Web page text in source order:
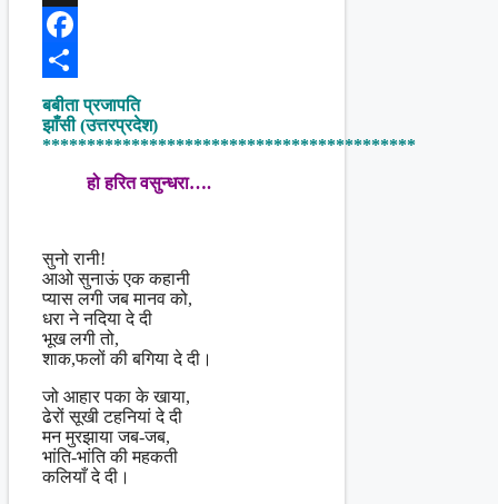
X
Facebook
Share
बबीता प्रजापति
झाँसी (उत्तरप्रदेश)
******************************************
हो हरित वसुन्धरा….
सुनो रानी!
आओ सुनाऊं एक कहानी
प्यास लगी जब मानव को,
धरा ने नदिया दे दी
भूख लगी तो,
शाक,फलों की बगिया दे दी।
जो आहार पका के खाया,
ढेरों सूखी टहनियां दे दी
मन मुरझाया जब-जब,
भांति-भांति की महकती
कलियाँ दे दी।